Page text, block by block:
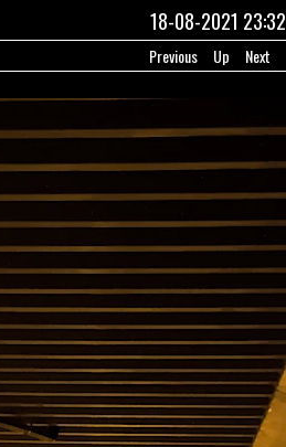
18-08-2021 23:32
Previous Up Next